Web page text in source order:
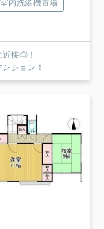
室内洗濯機置場
近接◎！
ション！